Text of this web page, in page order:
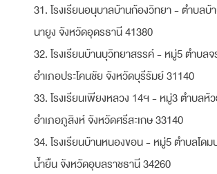
31. โรงเรียนอนุบาลบ้านก้องวิทยา - ตำบลบ้
นายูง จังหวัดอุดรธานี 41380
32. โรงเรียนบ้านบุวิทยาสรรค์ - หมู่5 ตำบลจ
อำเภอประโคนชัย จังหวัดบุรีรัมย์ 31140
33. โรงเรียนเพียงหลวง 14ฯ - หมู่3 ตำบล
อำเภอภูสิงห์ จังหวัดศรีสะเกษ 33140
34. โรงเรียนบ้านหนองขอน - หมู่5 ตำบลโดม
น้ำยืน จังหวัดอุบลราชธานี 34260